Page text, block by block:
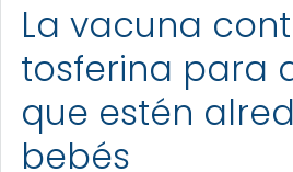
La vacuna
tosferina para
que estén
bebés